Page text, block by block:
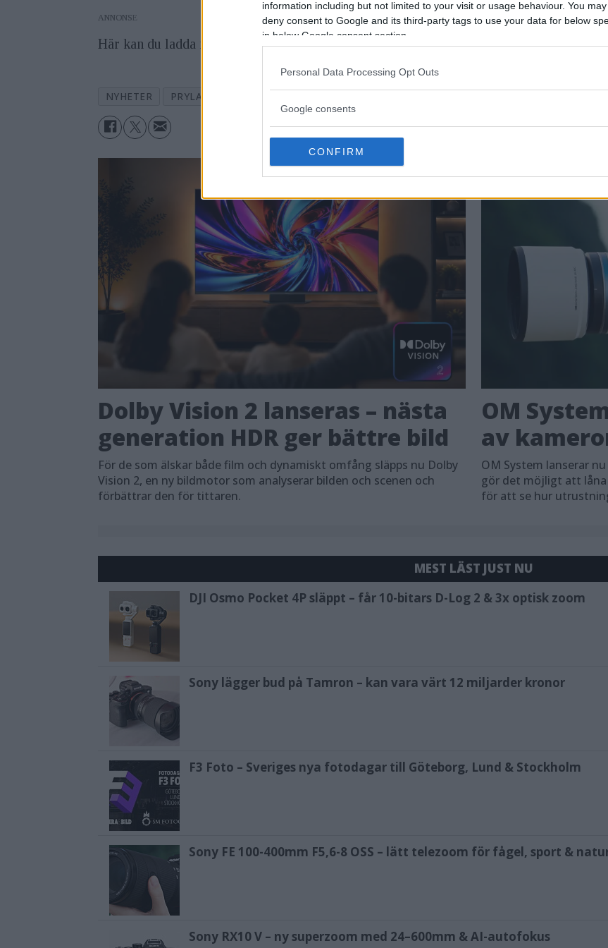
information including but not limited to your visit or usage behaviour. You
deny consent to Google and its third-party tags to use your data for below
in below Google consent section.
Personal Data Processing Opt Outs
Google consents
CONFIRM
ANNONS
Här kan du ladda ner mjukvaran tillX-Pro1.
NYHETER PRYLAR
Dolby Vision 2 lanseras – nästa
generation HDR ger bättre bild
För de som älskar både film och dynamiskt omfång släpps nu Dolby
Vision 2, en ny bildmotor som analyserar bilden och scenen och
förbättrar den för tittaren.
OM
av
OM System lanserar
gör det möjligt att
för att se hur
MEST LÄST JUST NU
DJI Osmo Pocket 4P släppt – får 10-bitars D-Log 2 & 3x optisk zoom
Sony lägger bud på Tamron – kan vara värt 12 miljarder kronor
F3 Foto – Sveriges nya fotodagar till Göteborg, Lund & Stockholm
Sony FE 100-400mm F5,6-8 OSS – lätt telezoom för fågel, sport &
Sony RX10 V – ny superzoom med 24–600mm & AI-autofokus